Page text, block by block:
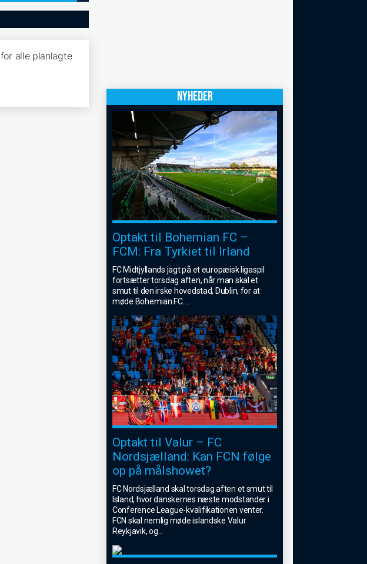
for alle planlagte
NYHEDER
Optakt til Bohemian FC –
FCM: Fra Tyrkiet til Irland
FC Midtjyllands jagt på et europæisk ligaspil
fortsætter torsdag aften, når man skal et
smut til den irske hovedstad, Dublin, for at
møde Bohemian FC....
Optakt til Valur – FC
Nordsjælland: Kan FCN følge
op på målshowet?
FC Nordsjælland skal torsdag aften et smut til
Island, hvor danskernes næste modstander i
Conference League-kvalifikationen venter.
FCN skal nemlig møde islandske Valur
Reykjavik, og...